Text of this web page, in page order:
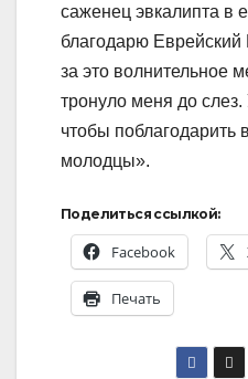
саженец эвкалипта в
благодарю
за это волнительное
тронуло меня до
чтобы поблагодарить
молодцы».
Поделиться ссылкой:
Facebook
Печать